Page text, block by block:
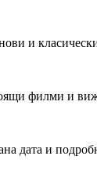
и
филми и
дата и